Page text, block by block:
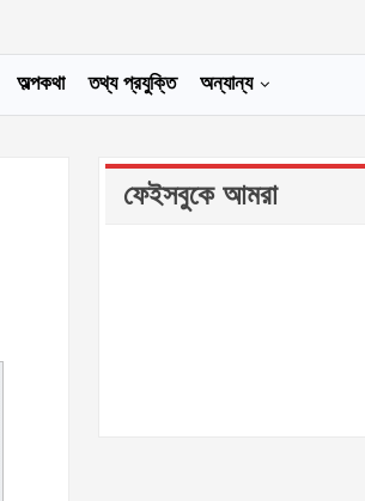
অল্পকথা তথ্য প্রযুক্তি অন্যান্য
ফেইসবুকে আমরা